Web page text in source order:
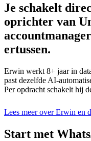
Je schakelt
oprichter van
ertussen.
Erwin werkt 8+ jaar in
past dezelfde AI-
Per opdracht schakelt hij
Lees meer over Erwin en
Start met